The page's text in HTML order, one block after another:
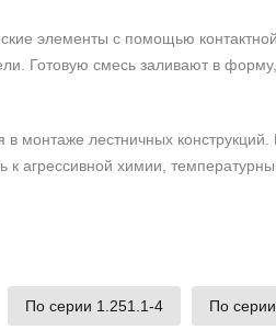
элементы с помощью
Готовую смесь заливают в
монтаже лестничных
к агрессивной химии,
По серии 1.251.1-4 По